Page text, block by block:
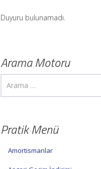
Duyuru bulunamadı.
Arama Motoru
Pratik Menü
Amortismanlar